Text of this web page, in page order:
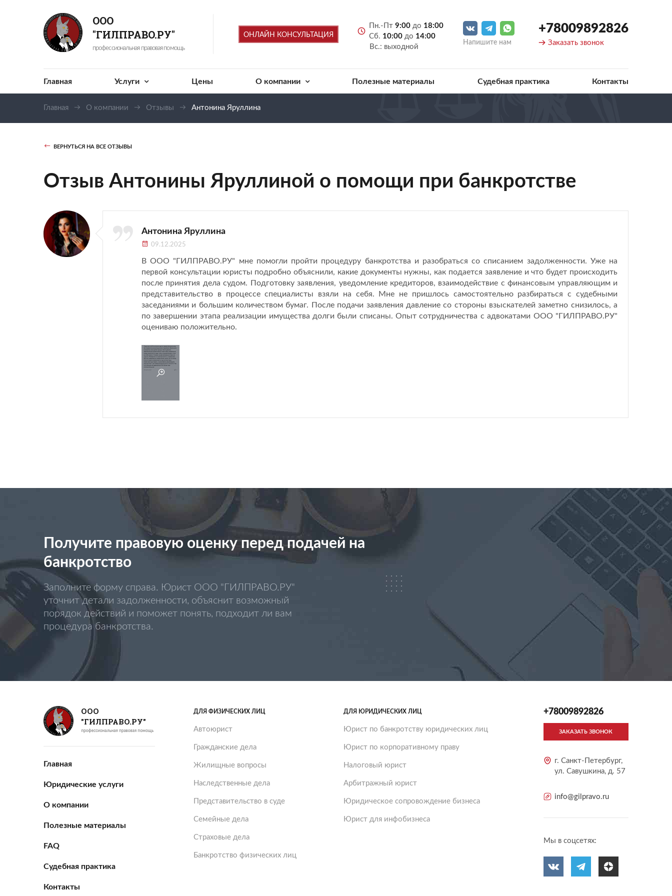
ООО
"ГИЛПРАВО.РУ"
профессиональная правовая помощь
ОНЛАЙН КОНСУЛЬТАЦИЯ
Пн.-Пт 9:00 до 18:00
Сб. 10:00 до 14:00
Вс.: выходной
Напишите нам
+78009892826
Заказать звонок
Главная Услуги Цены О компании Полезные материалы Судебная практика Контакты
Главная О компании Отзывы Антонина Яруллина
ВЕРНУТЬСЯ НА ВСЕ ОТЗЫВЫ
Отзыв Антонины Яруллиной о помощи при банкротстве
Антонина Яруллина
09.12.2025
В ООО "ГИЛПРАВО.РУ" мне помогли пройти процедуру банкротства и разобраться со списанием задолженности. Уже на
первой консультации юристы подробно объяснили, какие документы нужны, как подается заявление и что будет происходить
после принятия дела судом. Подготовку заявления, уведомление кредиторов, взаимодействие с финансовым управляющим и
представительство в процессе специалисты взяли на себя. Мне не пришлось самостоятельно разбираться с судебными
заседаниями и большим количеством бумаг. После подачи заявления давление со стороны взыскателей заметно снизилось, а
по завершении этапа реализации имущества долги были списаны. Опыт сотрудничества с адвокатами ООО "ГИЛПРАВО.РУ"
оцениваю положительно.
Получите правовую оценку перед подачей на
банкротство
Заполните форму справа. Юрист ООО "ГИЛПРАВО.РУ"
уточнит детали задолженности, объяснит возможный
порядок действий и поможет понять, подходит ли вам
процедура банкротства.
ООО
"ГИЛПРАВО.РУ"
Главная
Юридические услуги
О компании
Полезные материалы
FAQ
Судебная практика
Контакты
ДЛЯ ФИЗИЧЕСКИХ ЛИЦ
Автоюрист
Гражданские дела
Жилищные вопросы
Наследственные дела
Представительство в суде
Семейные дела
Страховые дела
Банкротство физических лиц
ДЛЯ ЮРИДИЧЕСКИХ ЛИЦ
Юрист по банкротству юридических лиц
Юрист по корпоративному праву
Налоговый юрист
Арбитражный юрист
Юридическое сопровождение бизнеса
Юрист для инфобизнеса
+78009892826
ЗАКАЗАТЬ ЗВОНОК
г. Санкт-Петербург,
ул. Савушкина, д. 57
info@gilpravo.ru
Мы в соцсетях: